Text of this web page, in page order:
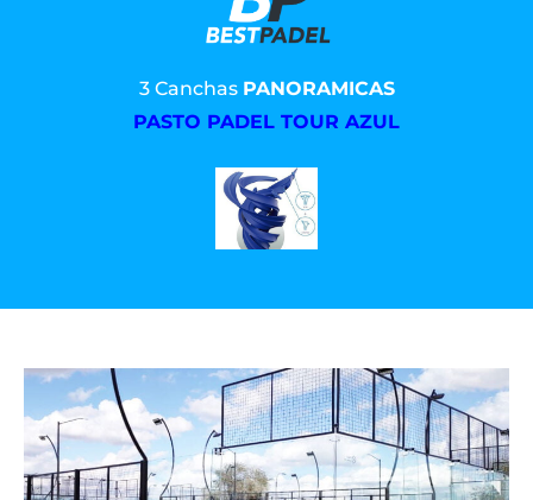
3 Canchas PANORAMICAS
PASTO PADEL TOUR AZUL